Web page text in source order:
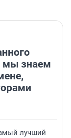
мы знаем
лучший